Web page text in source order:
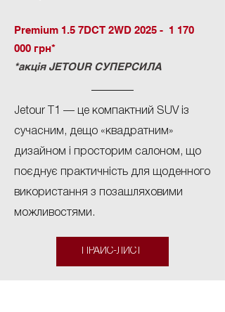
Premium 1.5 7DCT 2WD 2025 - 1 170
000 грн*
*акція JETOUR СУПЕРСИЛА
Jetour T1 — це компактний SUV із
сучасним, дещо «квадратним»
дизайном і просторим салоном, що
поєднує практичність для щоденного
використання з позашляховими
можливостями.
ПРАЙС-ЛИСТ